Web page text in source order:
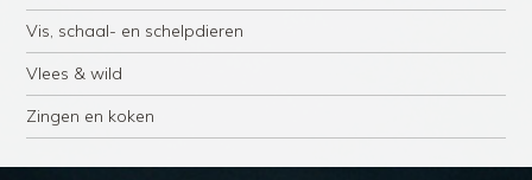
Vis, schaal- en schelpdieren
Vlees & wild
Zingen en koken